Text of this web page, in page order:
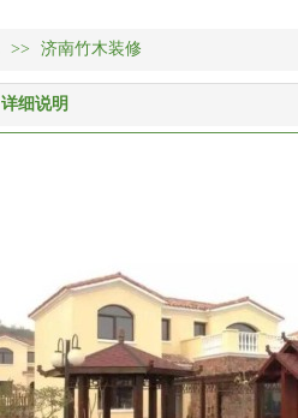
>> 济南竹木装修
详细说明